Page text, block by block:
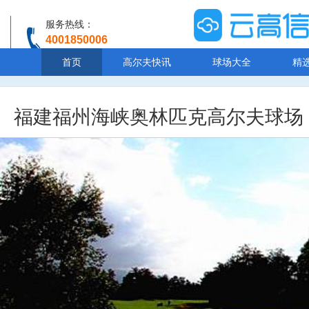
服务热线：
4001850006
首页 高尔夫快讯 球场大全 精
福建福州海峡奥林匹克高尔夫球场